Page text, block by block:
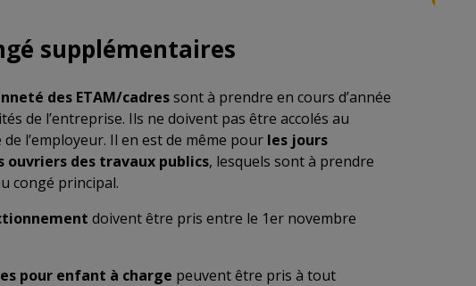
supplémentaires
des ETAM/cadressont à prendre en cours d’année
de l’entreprise. Ils ne doivent pas être accolés au
l’employeur. Il en est de même pour les jours
ouvriers des travaux publics, lesquels sont à prendre
congé principal.
doivent être pris entre le 1er novembre
pour enfant à charge peuvent être pris à tout